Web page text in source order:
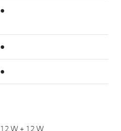
●
●
●
12 W + 12 W